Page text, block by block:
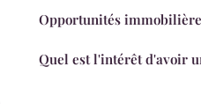
Opportunités
Quel est l'intérêt d'avoir